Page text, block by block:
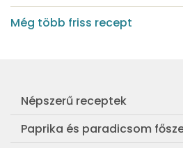
Még több friss recept
Népszerű receptek
Frankfurti leves
Paprika és paradicsom